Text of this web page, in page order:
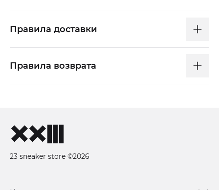
Правила доставки
Правила возврата
23 sneaker store ©2026